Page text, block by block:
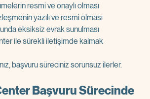
resmi ve onaylı olması
yazılı ve resmi olması
eksiksiz evrak sunulması
ile sürekli iletişimde kalmak
başvuru süreciniz sorunsuz ilerler.
Başvuru Sürecinde